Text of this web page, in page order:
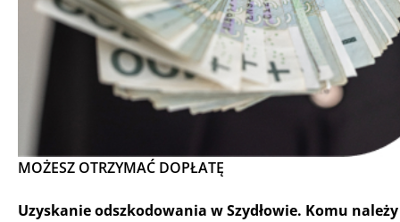
MOŻESZ OTRZYMAĆ DOPŁATĘ
Uzyskanie odszkodowania w Szydłowie. Komu